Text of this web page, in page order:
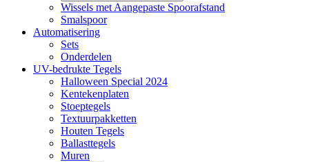
Wissels met Aangepaste Spoorafstand
Smalspoor
Automatisering
Sets
Onderdelen
UV-bedrukte Tegels
Halloween Special 2024
Kentekenplaten
Stoeptegels
Textuurpakketten
Houten Tegels
Ballasttegels
Muren